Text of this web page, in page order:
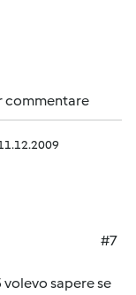
commentare
#7
sapere se